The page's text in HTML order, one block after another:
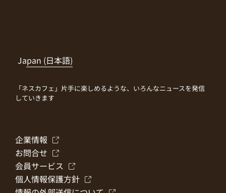
Japan (日本語)
「ネスカフェ」片手に楽しめるような、いろんなニュースを発信
していきます
企業情報
お問合せ
会員サービス
個人情報保護方針